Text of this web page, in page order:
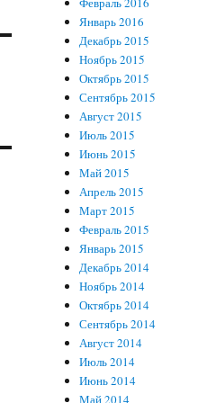
Январь 2016
Декабрь 2015
Ноябрь 2015
Октябрь 2015
Сентябрь 2015
Август 2015
Июль 2015
Июнь 2015
Май 2015
Апрель 2015
Март 2015
Февраль 2015
Январь 2015
Декабрь 2014
Ноябрь 2014
Октябрь 2014
Сентябрь 2014
Август 2014
Июль 2014
Июнь 2014
Май 2014